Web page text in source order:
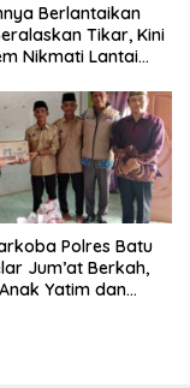
Berlantaikan
Tikar, Kini
Nikmati Lantai
Ke-129 Kodim
Polres Batu
Jum’at Berkah,
Yatim dan